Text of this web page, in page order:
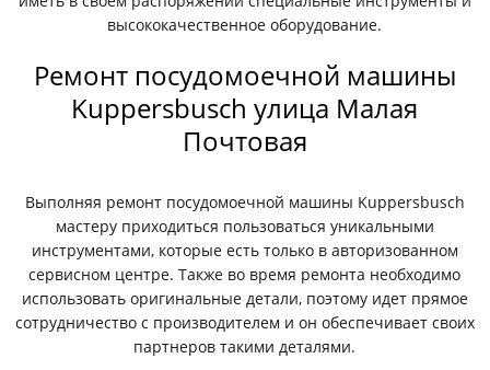
высококачественное оборудование.
Ремонт посудомоечной машины
Kuppersbusch улица Малая
Почтовая
Выполняя ремонт посудомоечной машины Kuppersbusch
мастеру приходиться пользоваться уникальными
инструментами, которые есть только в авторизованном
сервисном центре. Также во время ремонта необходимо
использовать оригинальные детали, поэтому идет прямое
сотрудничество с производителем и он обеспечивает своих
партнеров такими деталями.